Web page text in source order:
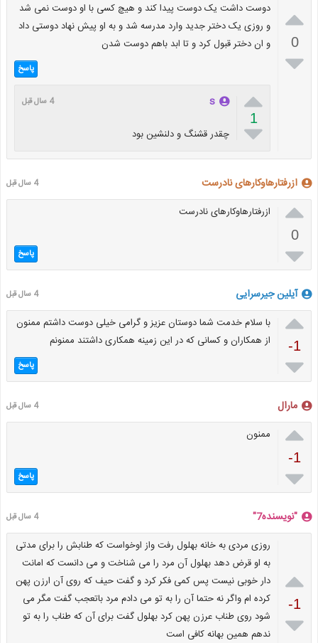

0

دوست داشت یک دوست پیدا کند و هیچ کسی با او دوست نمی شد
و روزی یک دختر جدید وارد مدرسه شد و به او پیش نهاد دوستی داد
و ان دختر قبول کرد و تا ابد باهم دوست شدن
پاسخ

1

s 4 سال قبل
چقدر قشنگ و دلنشین بود
ازرفتارهاوکارهای نادرست 4 سال قبل

0

ازرفتارهاوکارهای نادرست
پاسخ
آیلین جیرسرایی 4 سال قبل

-1

با سلام خدمت شما دوستان عزیز و گرامی خیلی دوست داشتم ممنون
از همکاران و کسانی که در این زمینه همکاری داشتند ممنونم
پاسخ
مارال 4 سال قبل

-1

ممنون
پاسخ
"نویسنده7" 4 سال قبل

-1

روزی مردی به خانه بهلول رفت واز اوخواست که طنابش را برای مدتی
به او قرض دهد بهلول آن مرد را می شناخت و می دانست که امانت
دار خوبی نیست پس کمی فکر کرد و گفت حیف که روی آن ارزن پهن
کرده ام واگر نه حتما آن را به تو می دادم مرد باتعجب گفت مگر می
شود روی طناب عرزن پهن کرد بهلول گفت برای آن که طناب را به تو
ندهم همین بهانه کافی است